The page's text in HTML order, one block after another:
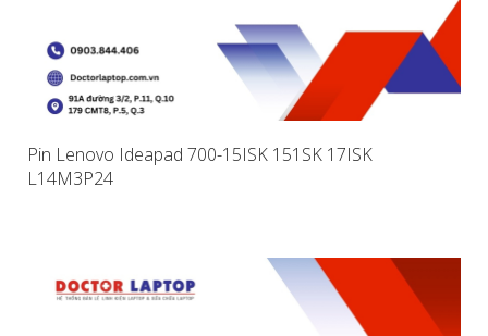
Pin Lenovo Ideapad 700-15ISK 151SK 17ISK
L14M3P24